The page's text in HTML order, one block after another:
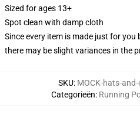
Sized for ages 13+
Spot clean with damp cloth
Since every item is made just for
there may be slight variances in the
SKU: MOCK-hats-
Categorieën: Running